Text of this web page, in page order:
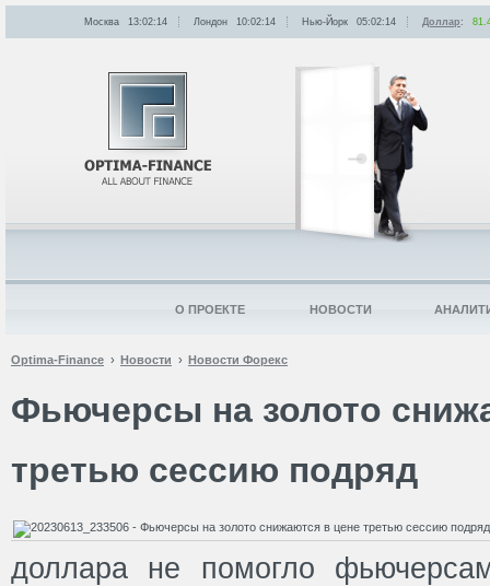
Optima-Finance Новости Новости Форекс
Фьючерсы на золото
третью сессию подряд
доллара не помогло
Москва 13:02:14 Лондон 10:02:14 Нью-Йорк 05:02:14 Доллар:
О ПРОЕКТЕ НОВОСТИ